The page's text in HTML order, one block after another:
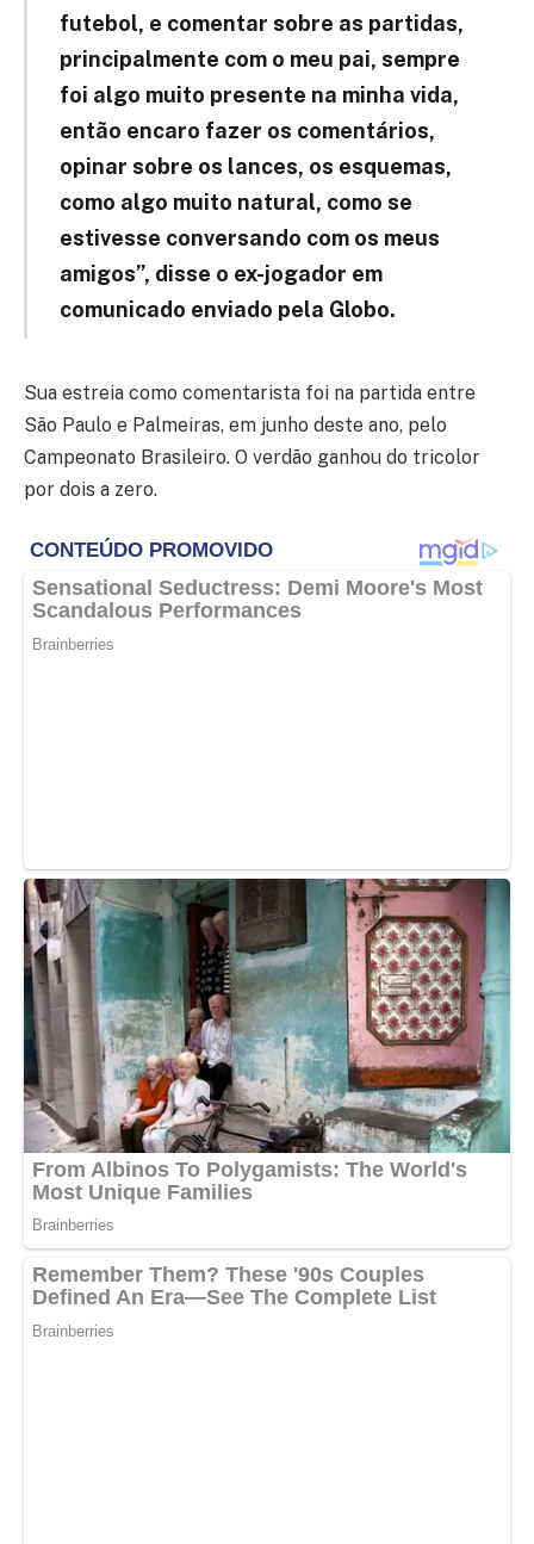
futebol, e comentar sobre as partidas,
principalmente com o meu pai, sempre
foi algo muito presente na minha vida,
então encaro fazer os comentários,
opinar sobre os lances, os esquemas,
como algo muito natural, como se
estivesse conversando com os meus
amigos”, disse o ex-jogador em
comunicado enviado pela Globo.
Sua estreia como comentarista foi na partida entre
São Paulo e Palmeiras, em junho deste ano, pelo
Campeonato Brasileiro. O verdão ganhou do tricolor
por dois a zero.